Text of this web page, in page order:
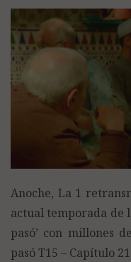
Anoche, La 1
actual temporada de
pasó’ con millones
pasó T15 – Capítulo